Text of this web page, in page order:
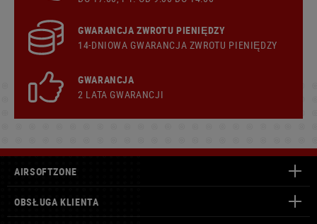
GWARANCJA ZWROTU PIENIĘDZY
14-DNIOWA GWARANCJA ZWROTU PIENIĘDZY
GWARANCJA
2 LATA GWARANCJI
AIRSOFTZONE
OBSŁUGA KLIENTA